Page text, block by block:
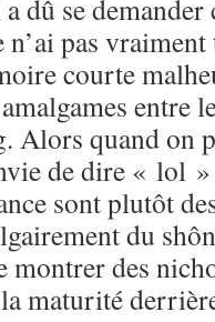
dû se
pas
courte
entre
Alors quand on
de dire « lol
sont plutôt
du
montrer des
maturité